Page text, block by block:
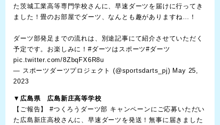
た茨城工業高等専門学校さんに、早速ダーツを届けに行ってき
ました！畳のお部屋でダーツ、なんとも趣がありますね…！
ダーツ部発足までの流れは、別途記事にて紹介させていただく
予定です。お楽しみに！#ダーツはスポーツ#ダーツ
pic.twitter.com/8ZbqFX6R8u
— スポーツダーツプロジェクト (@sportsdarts_pj) May 25,
2023
▼ 広島県 広島新庄高等学校
【ご報告】#つくろうダーツ部 キャンペーンにご応募いただい
た広島新庄高校さんに、早速ダーツを発送！無事に届きました